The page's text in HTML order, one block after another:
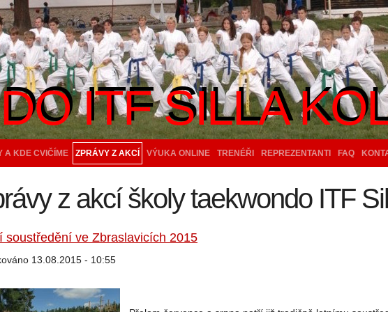
A KDE CVIČÍME ZPRÁVY Z AKCÍ VÝUKA ONLINE TRENÉŘI REPREZENTANTI FAQ
ITF SILLA
ITF SILLA
z akcí školy taekwondo ITF
soustředění ve Zbraslavicích 2015
13.08.2015 - 10:55